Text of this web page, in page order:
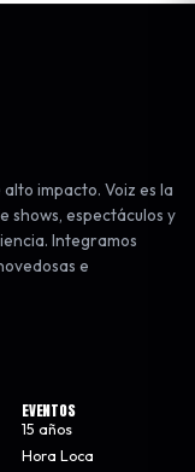
impacto. Voiz es la
shows, espectáculos y
Integramos
e
EVENTOS
15 años
Hora Loca